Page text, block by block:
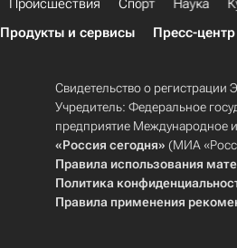
Происшествия Спорт Наука
Продукты и сервисы Пресс-центр
Свидетельство о
Учредитель: Федеральное
предприятие Международное
«Россия сегодня» (МИА
Правила использования
Политика
Правила применения